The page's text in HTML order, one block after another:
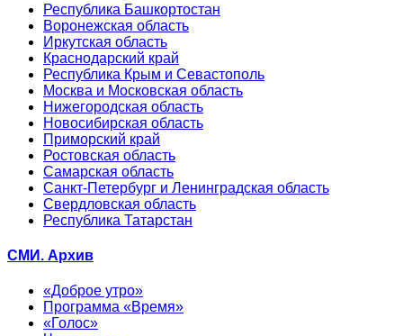
Республика Башкортостан
Воронежская область
Иркутская область
Краснодарский край
Республика Крым и Севастополь
Москва и Московская область
Нижегородская область
Новосибирская область
Приморский край
Ростовская область
Самарская область
Санкт-Петербург и Ленинградская область
Свердловская область
Республика Татарстан
СМИ. Архив
«Доброе утро»
Программа «Время»
«Голос»